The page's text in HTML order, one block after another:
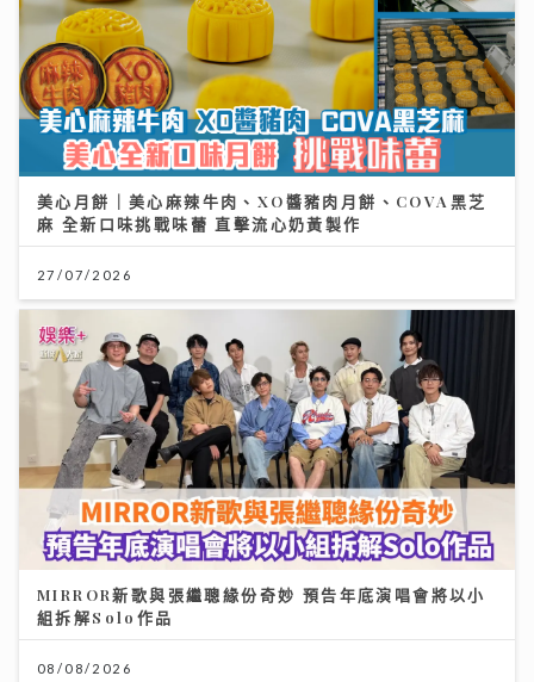
美心月餅｜美心麻辣牛肉、XO醬豬肉月餅、COVA黑芝
麻 全新口味挑戰味蕾 直擊流心奶黃製作
27/07/2026
MIRROR新歌與張繼聰緣份奇妙 預告年底演唱會將以小
組拆解Solo作品
08/08/2026